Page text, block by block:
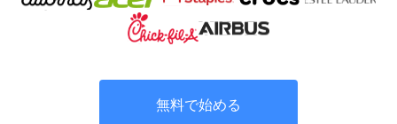
無料で始める